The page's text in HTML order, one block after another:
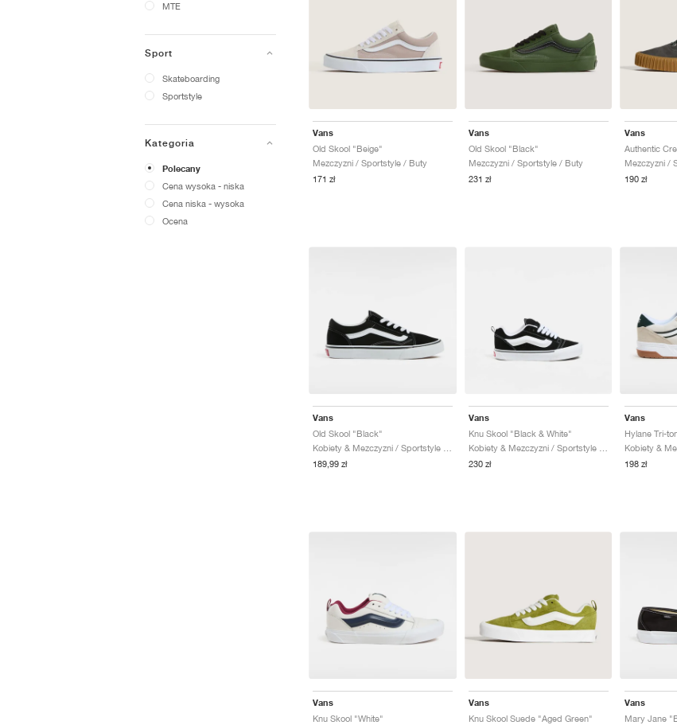
Sk8-Hi
Super Lowpro
UltraRange
MTE
Sport
Skateboarding
Sportstyle
Kategoria
Polecany
Cena wysoka - niska
Cena niska - wysoka
Ocena
Vans
Old Skool "Beige"
Mezczyzni / Sportstyle / Buty
171 zł
Vans
Old Skool "Black"
Mezczyzni / Sportstyle / Buty
231 zł
Vans
Mezczyzni /
190 zł
Vans
Old Skool "Black"
189,99 zł
Vans
Knu Skool "Black & White"
230 zł
Vans
Hylane Tri-
198 zł
Vans
Knu Skool "White"
Vans
Knu Skool Suede "Aged Green"
Vans
Mary Jane